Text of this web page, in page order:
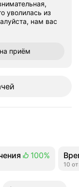
уволилась из
нашей политики, возвращайтесь пожалуйста, нам вас
на приём
отзывов
100%
10